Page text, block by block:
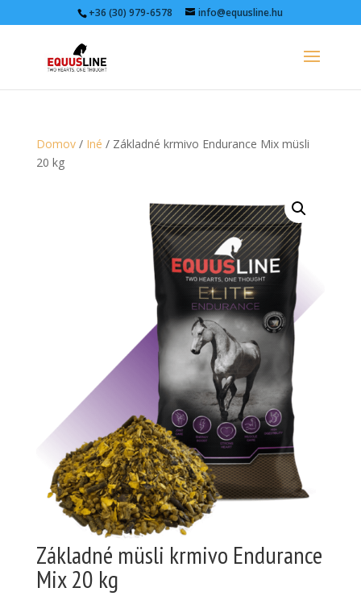
+36 (30) 979-6578 info@equusline.hu
Domov/ Iné / Základné krmivo Endurance Mix müsli
20 kg
Základné müsli krmivo Endurance
Mix 20 kg